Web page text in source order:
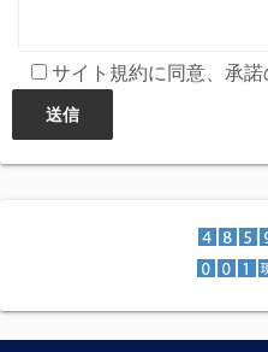
サイト規約に同意、承諾